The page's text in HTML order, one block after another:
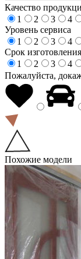
Качество
1
2 3 4
Уровень сервиса
1
2 3 4
Срок изготовления
1
2 3 4
Пожалуйста,
Похожие модели